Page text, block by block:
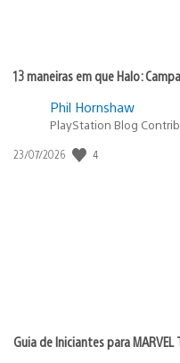
13 maneiras em que Halo:
Phil Hornshaw
PlayStation Blog
Data
23/07/2026 4
Guia de Iniciantes para